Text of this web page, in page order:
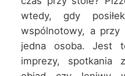
wtedy, gdy
wspólnotowy, a przy
jedna osoba. Jest
imprezy, spotkania